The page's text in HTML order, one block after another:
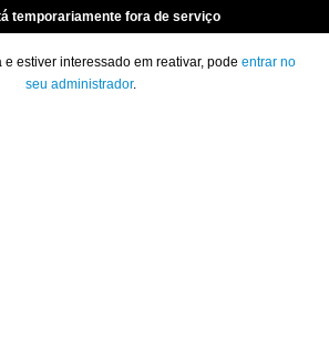
temporariamente fora de serviço
estiver interessado em reativar, pode entrar no
seu administrador.